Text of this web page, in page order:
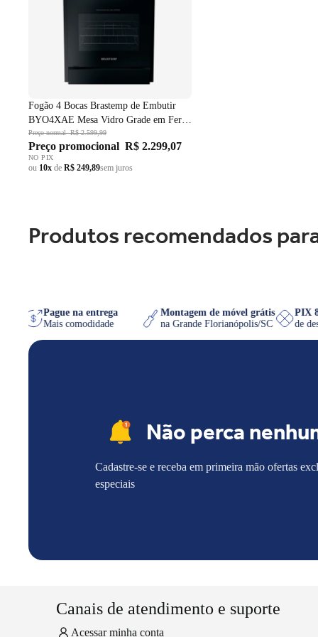
Fogão 4 Bocas Brastemp de Embutir
BYO4XAE Mesa Vidro Grade em Ferro
Fundido Dupla Chama Preto Bivolt
Preço normalR$ 2.599,99
Preço promocional R$ 2.299,07
NO PIX
ou 10x de R$ 249,89sem juros
Produtos recomendados
Pague na entrega
Mais comodidade
Montagem de móvel grátis
na Grande Florianópolis/SC
Não perca
Cadastre-se e receba em primeira mão ofertas
especiais
Canais de atendimento e suporte
Acessar minha conta